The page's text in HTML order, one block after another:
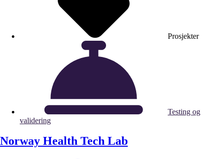
Prosjekter
Testing og
validering
Norway Health Tech Lab